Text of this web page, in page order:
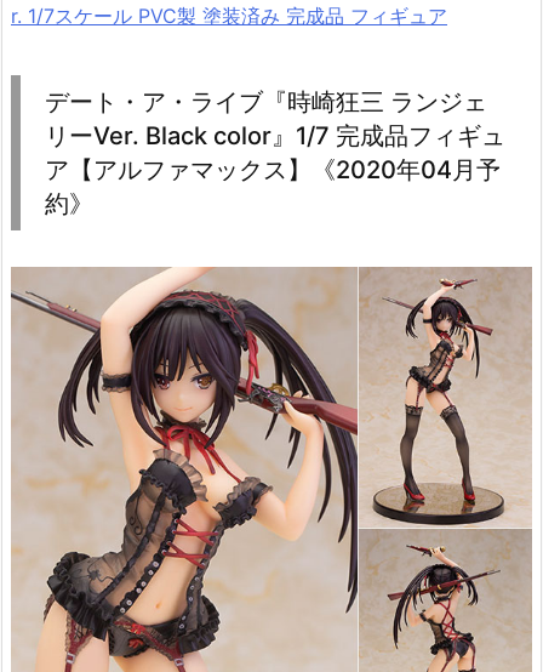
r. 1/7スケール PVC製 塗装済み 完成品 フィギュア
デート・ア・ライブ『時崎狂三 ランジェ
リーVer. Black color』1/7 完成品フィギュ
ア【アルファマックス】《2020年04月予
約》